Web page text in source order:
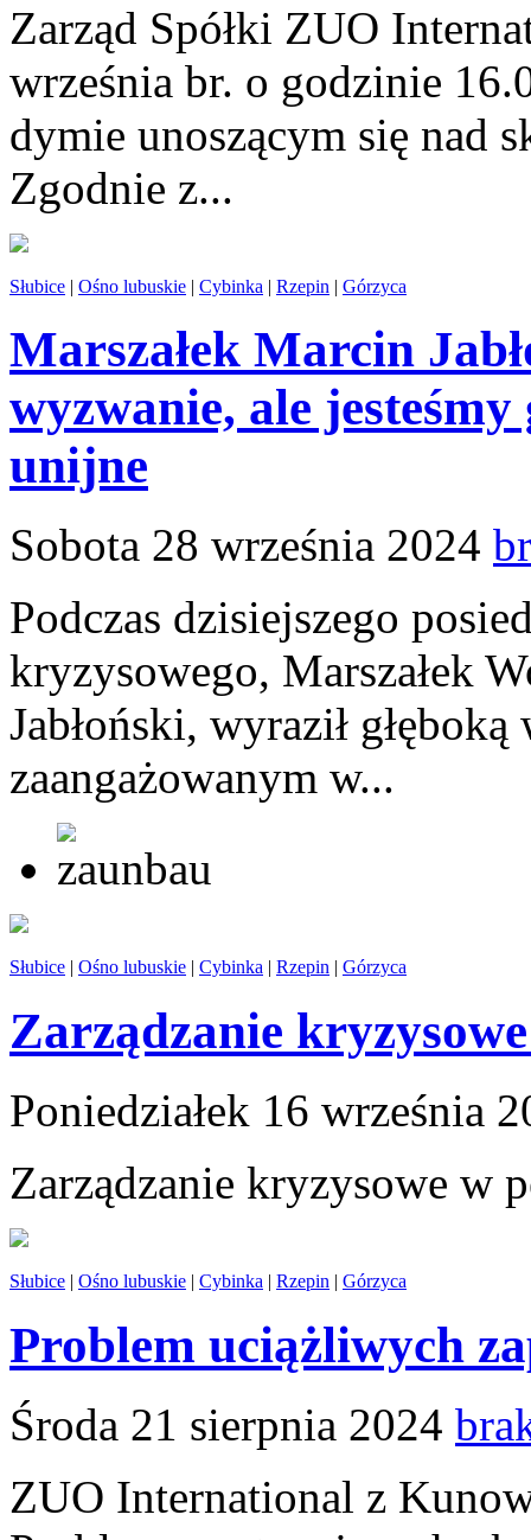
Zarząd Spółki ZUO
września br. o godzinie
dymie unoszącym się nad
Zgodnie z...
Słubice | Ośno lubuskie | Cybinka | Rzepin | Górzyca
Marszałek Marcin
wyzwanie, ale
unijne
Sobota 28 września 2024
Podczas dzisiejszego
kryzysowego, Marszałek
Jabłoński, wyraził
zaangażowanym w...
Słubice | Ośno lubuskie | Cybinka | Rzepin | Górzyca
Zarządzanie
Poniedziałek 16 września
Zarządzanie kryzysowe w
Słubice | Ośno lubuskie | Cybinka | Rzepin | Górzyca
Problem uciążliwych
Środa 21 sierpnia 2024
ZUO International z